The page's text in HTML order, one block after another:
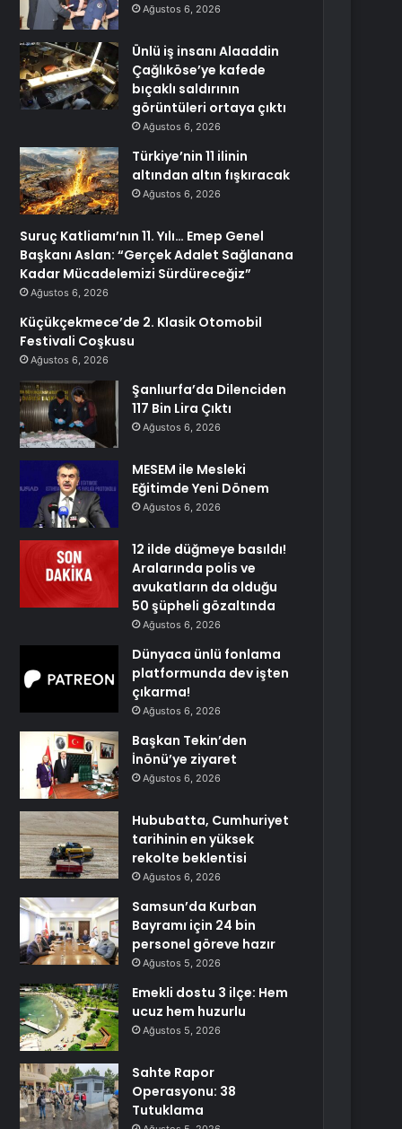
Ağustos 6, 2026
Ünlü iş insanı Alaaddin
Çağlıköse’ye kafede
bıçaklı saldırının
görüntüleri ortaya çıktı
Ağustos 6, 2026
Türkiye’nin 11 ilinin
altından altın fışkıracak
Ağustos 6, 2026
Suruç Katliamı’nın 11. Yılı… Emep Genel
Başkanı Aslan: “Gerçek Adalet Sağlanana
Kadar Mücadelemizi Sürdüreceğiz”
Ağustos 6, 2026
Küçükçekmece’de 2. Klasik Otomobil
Festivali Coşkusu
Ağustos 6, 2026
Şanlıurfa’da Dilenciden
117 Bin Lira Çıktı
Ağustos 6, 2026
MESEM ile Mesleki
Eğitimde Yeni Dönem
Ağustos 6, 2026
12 ilde düğmeye basıldı!
Aralarında polis ve
avukatların da olduğu
50 şüpheli gözaltında
Ağustos 6, 2026
Dünyaca ünlü fonlama
platformunda dev işten
çıkarma!
Ağustos 6, 2026
Başkan Tekin’den
İnönü’ye ziyaret
Ağustos 6, 2026
Hububatta, Cumhuriyet
tarihinin en yüksek
rekolte beklentisi
Ağustos 6, 2026
Samsun’da Kurban
Bayramı için 24 bin
personel göreve hazır
Ağustos 5, 2026
Emekli dostu 3 ilçe: Hem
ucuz hem huzurlu
Ağustos 5, 2026
Sahte Rapor
Operasyonu: 38
Tutuklama